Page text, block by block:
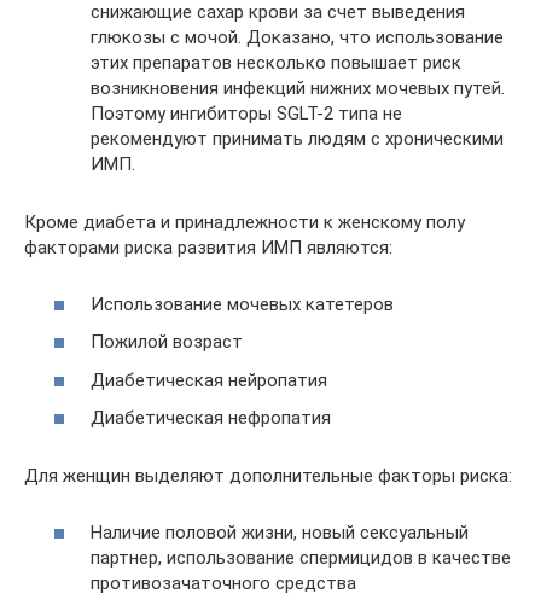
снижающие сахар крови за счет выведения
глюкозы с мочой. Доказано, что использование
этих препаратов несколько повышает риск
возникновения инфекций нижних мочевых путей.
Поэтому ингибиторы SGLT-2 типа не
рекомендуют принимать людям с хроническими
ИМП.
Кроме диабета и принадлежности к женскому полу
факторами риска развития ИМП являются:
Использование мочевых катетеров
Пожилой возраст
Диабетическая нейропатия
Диабетическая нефропатия
Для женщин выделяют дополнительные факторы риска:
Наличие половой жизни, новый сексуальный
партнер, использование спермицидов в качестве
противозачаточного средства